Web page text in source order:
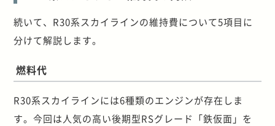
続いて、R30系スカイラインの維持費について5項目に
分けて解説します。
燃料代
R30系スカイラインには6種類のエンジンが存在しま
す。今回は人気の高い後期型RSグレード「鉄仮面」を